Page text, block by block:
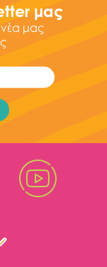
μας
νέα μας